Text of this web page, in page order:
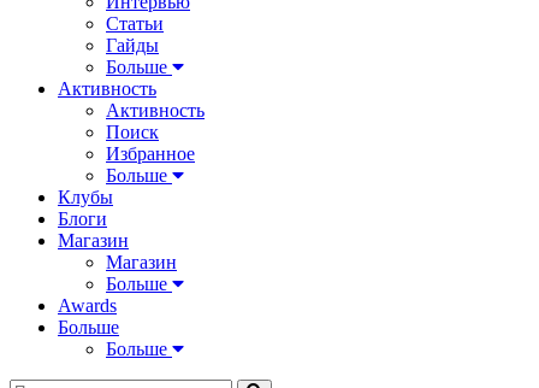
Статьи
Гайды
Больше
Активность
Активность
Поиск
Избранное
Больше
Клубы
Блоги
Магазин
Магазин
Больше
Awards
Больше
Больше